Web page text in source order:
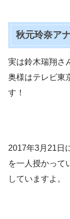
秋元玲奈ア
実は鈴木瑞翔さ
奥様はテレビ東
す！
2017年3月21日
を一人授かって
していますよ。